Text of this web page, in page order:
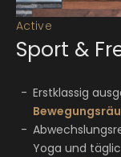
Sport &
Active
Erstklassig
Yoga und